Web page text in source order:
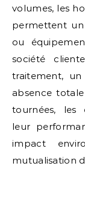
volumes, les
permettent
ou
société
traitement,
absence
tournées, les
leur
impact
mutualisation